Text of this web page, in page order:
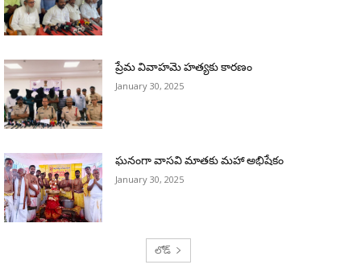
ప్రేమ వివాహమె హత్యకు కారణం
January 30, 2025
ఘనంగా వాసవి మాతకు మహా అభిషేకం
January 30, 2025
లోడ్